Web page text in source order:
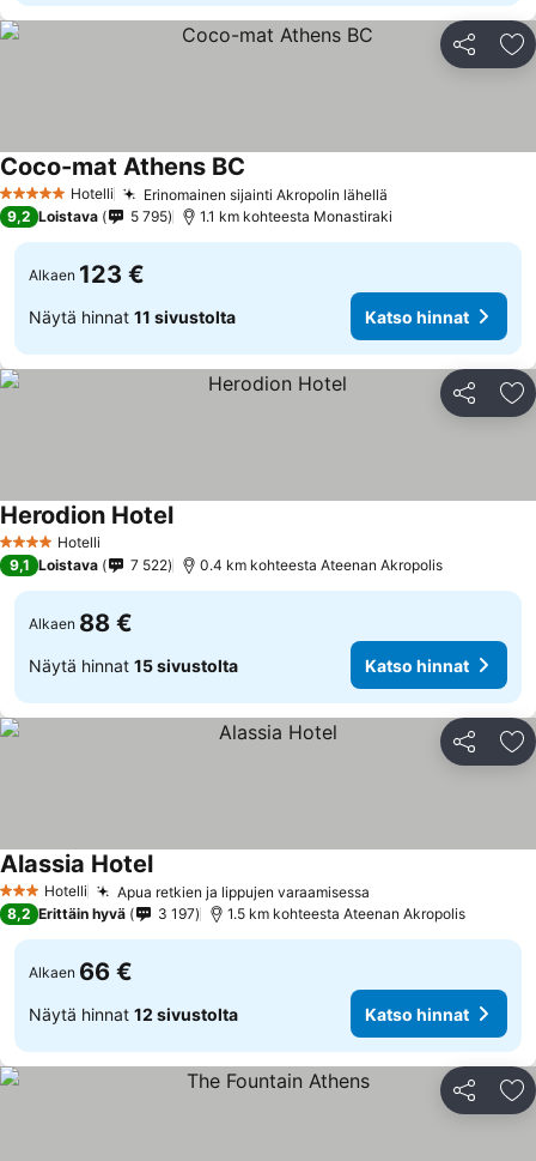
Jaa
5 Tähtiluokitus
Hotelli Erinomainen sijainti Akropolin lähellä
Coco-mat Athens BC
9,2 Loistava 5 795 1.1 km kohteesta Monastiraki
Alkaen 123 €
Näytä hinnat 11 sivustolta Katso hinnat
Jaa
4 Tähtiluokitus
Hotelli
Herodion Hotel
9,1 Loistava 7 522 0.4 km kohteesta Ateenan Akropolis
Alkaen 88 €
Näytä hinnat 15 sivustolta Katso hinnat
Jaa
3 Tähtiluokitus
Hotelli Apua retkien ja lippujen varaamisessa
Alassia Hotel
8,2 Erittäin hyvä 3 197 1.5 km kohteesta Ateenan Akropolis
Alkaen 66 €
Näytä hinnat 12 sivustolta Katso hinnat
Jaa